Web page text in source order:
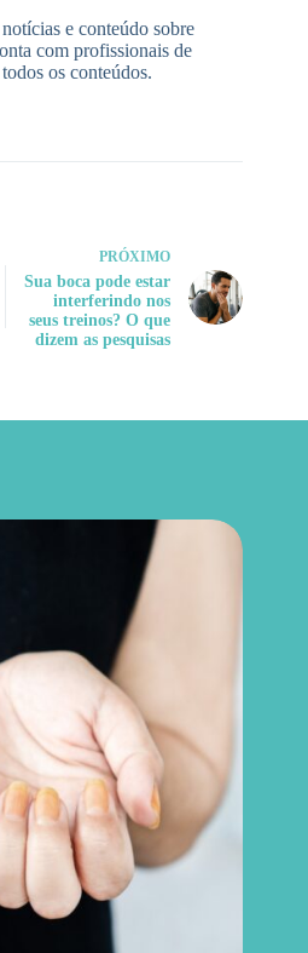
e conteúdo sobre
com profissionais de
os conteúdos.
PRÓXIMO
Sua boca pode estar
interferindo nos
seus treinos? O que
dizem as pesquisas